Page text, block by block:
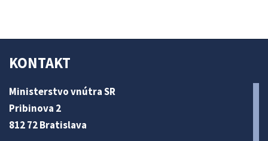
KONTAKT
Ministerstvo vnútra SR
Pribinova 2
812 72 Bratislava